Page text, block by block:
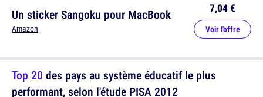
Un sticker Sangoku pour MacBook
Amazon
7,04 €
Voir l'offre
Top 20 des pays au système éducatif le plus
performant, selon l'étude PISA 2012